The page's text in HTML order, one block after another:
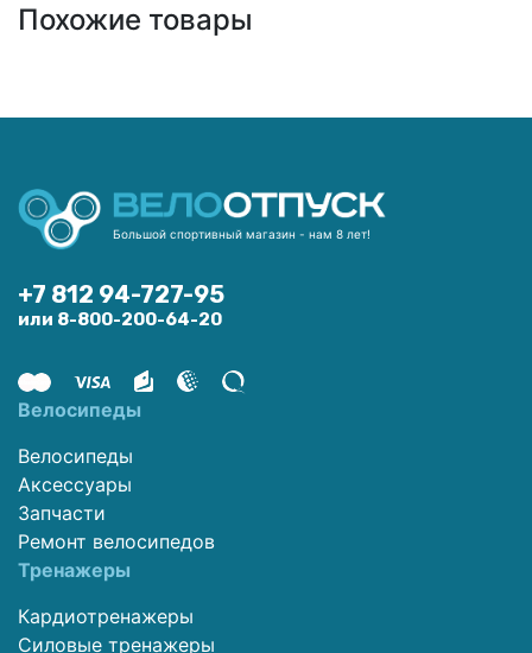
Похожие товары
Большой спортивный магазин - нам 8 лет!
+7 812 94-727-95
или 8-800-200-64-20
Велосипеды
Велосипеды
Аксессуары
Запчасти
Ремонт велосипедов
Тренажеры
Кардиотренажеры
Силовые тренажеры